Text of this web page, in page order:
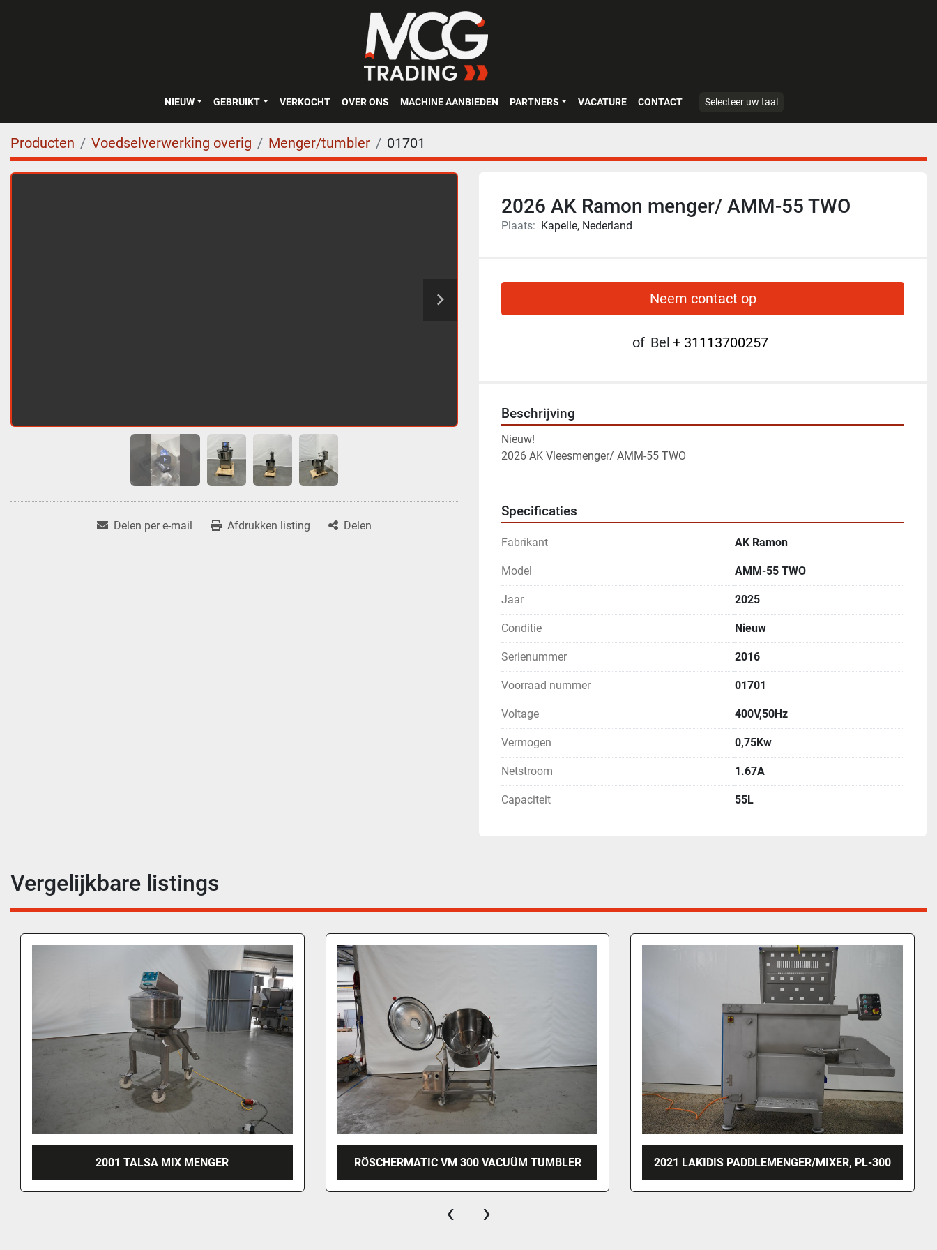
NIEUW GEBRUIKT VERKOCHT OVER ONS MACHINE AANBIEDEN PARTNERS VACATURE CONTACT Selecteer uw taal
Producten Voedselverwerking overig Menger/tumbler 01701
Delen per e-mail Afdrukken listing Delen
2026 AK Ramon menger/ AMM-55 TWO
Plaats: Kapelle, Nederland
Neem contact op
of Bel + 31113700257
Beschrijving
Nieuw!
2026 AK Vleesmenger/ AMM-55 TWO
Specificaties
Fabrikant AK Ramon
Model AMM-55 TWO
Jaar 2025
Conditie Nieuw
Serienummer 2016
Voorraad nummer 01701
Voltage 400V,50Hz
Vermogen 0,75Kw
Netstroom 1.67A
Capaciteit 55L
Vergelijkbare listings
RÖSCHERMATIC VM 300 VACUÜM TUMBLER 2021 LAKIDIS PADDLEMENGER/MIXER, PL-300 NN CENTRIFUGE
‹ ›